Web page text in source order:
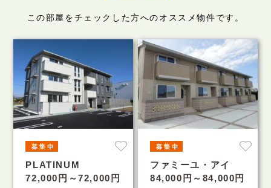
この部屋をチェックした方へのオススメ物件です。
PLATINUM
72,000円～72,000円
ファミーユ・アイ
84,000円～84,000円